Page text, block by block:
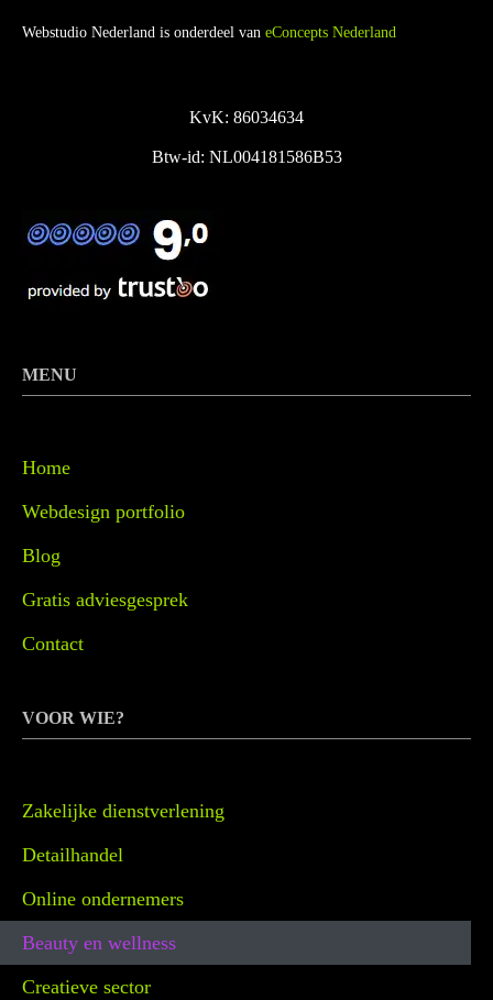
Webstudio Nederland is onderdeel van eConcepts Nederland
KvK: 86034634
Btw-id: NL004181586B53
MENU
Home
Webdesign portfolio
Blog
Gratis adviesgesprek
Contact
VOOR WIE?
Zakelijke dienstverlening
Detailhandel
Online ondernemers
Beauty en wellness
Creatieve sector